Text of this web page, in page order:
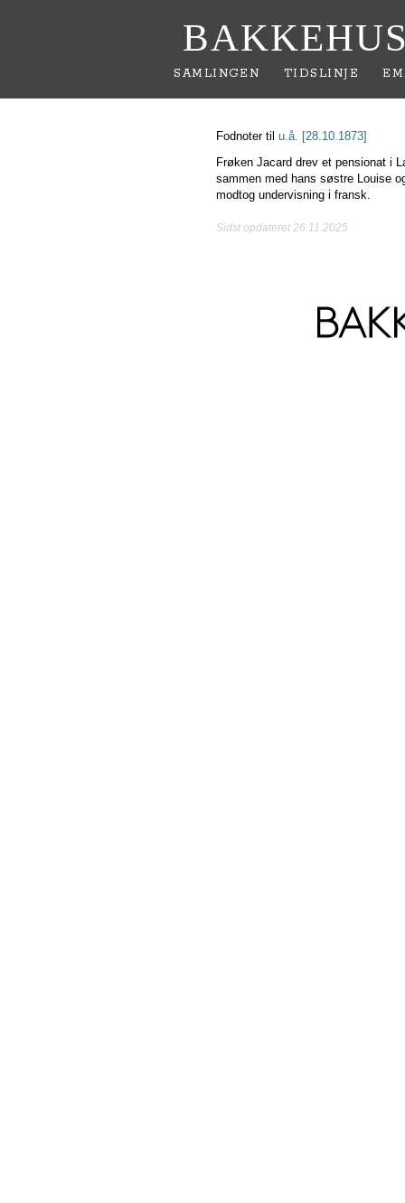
SAMLINGEN TIDSLINJE
Fodnoter til u.å. [28.10.1873]
Frøken Jacard drev et pensionat i
sammen med hans søstre Louise
modtog undervisning i fransk.
Sidst opdateret 26.11.2025